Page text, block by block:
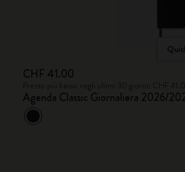
CHF 41.00
Agenda Classic Giornaliera 2026/